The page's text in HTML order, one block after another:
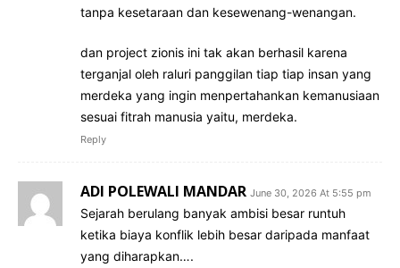
tanpa kesetaraan dan kesewenang-wenangan.
dan project zionis ini tak akan berhasil karena
terganjal oleh raluri panggilan tiap tiap insan yang
merdeka yang ingin menpertahankan kemanusiaan
sesuai fitrah manusia yaitu, merdeka.
Reply
ADI POLEWALI MANDAR June 30, 2026 At 5:55 pm
Sejarah berulang banyak ambisi besar runtuh
ketika biaya konflik lebih besar daripada manfaat
yang diharapkan….